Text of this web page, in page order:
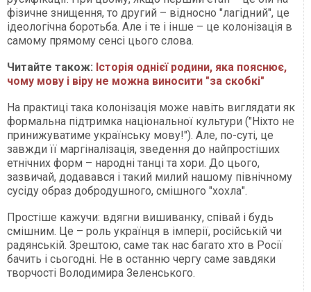
фізичне знищення, то другий – відносно "лагідний", це
ідеологічна боротьба. Але і те і інше – це колонізація в
самому прямому сенсі цього слова.
Читайте також: Історія однієї родини, яка пояснює,
чому мову і віру не можна виносити "за скобкі"
На практиці така колонізація може навіть виглядати як
формальна підтримка національної культури ("Ніхто не
принижуватиме українську мову!"). Але, по-суті, це
завжди її маргіналізація, зведення до найпростіших
етнічних форм – народні танці та хори. До цього,
зазвичай, додавався і такий милий нашому північному
сусіду образ добродушного, смішного "хохла".
Простіше кажучи: вдягни вишиванку, співай і будь
смішним. Це – роль українця в імперії, російській чи
радянській. Зрештою, саме так нас багато хто в Росії
бачить і сьогодні. Не в останню чергу саме завдяки
творчості Володимира Зеленського.